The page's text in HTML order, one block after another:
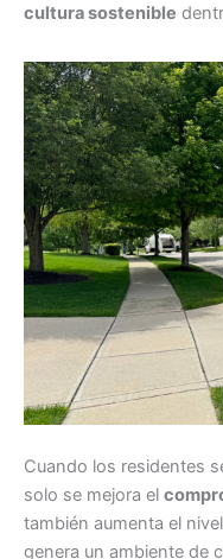
cultura sostenible
Cuando los residentes
solo se mejora el
también aumenta el
genera un ambiente de